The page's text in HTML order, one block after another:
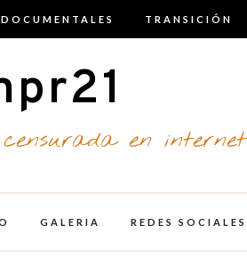
DOCUMENTALES TRANSICIÓN
en internet
GALERIA REDES SOCIALES